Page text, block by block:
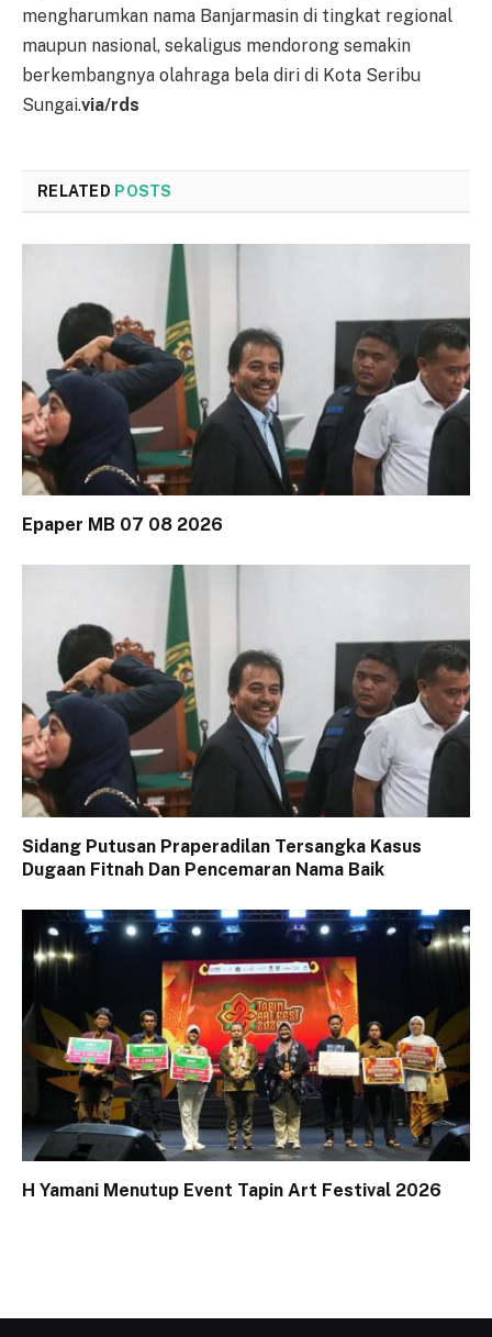
mengharumkan nama Banjarmasin di tingkat regional
maupun nasional, sekaligus mendorong semakin
berkembangnya olahraga bela diri di Kota Seribu
Sungai.via/rds
RELATED POSTS
Epaper MB 07 08 2026
Sidang Putusan Praperadilan Tersangka Kasus
Dugaan Fitnah Dan Pencemaran Nama Baik
H Yamani Menutup Event Tapin Art Festival 2026